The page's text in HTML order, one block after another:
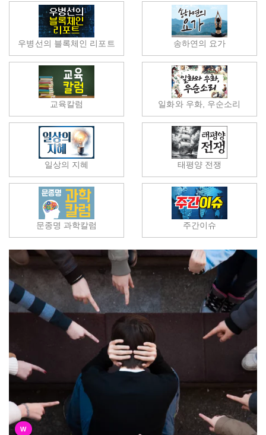
우병선의 블록체인 리포트 송하연의 요가
교육칼럼 일화와 우화, 우순소리
일상의 지혜 태평양 전쟁
문종명 과학칼럼 주간이슈
W